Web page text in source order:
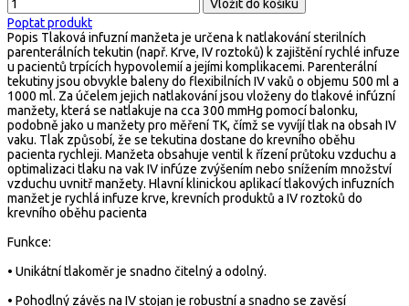
Poptat produkt
Popis Tlaková infuzní manžeta je určena k natlakování sterilních
parenterálních tekutin (např. Krve, IV roztoků) k zajištění rychlé infuze
u pacientů trpících hypovolemií a jejími komplikacemi. Parenterální
tekutiny jsou obvykle baleny do flexibilních IV vaků o objemu 500 ml a
1000 ml. Za účelem jejich natlakování jsou vloženy do tlakové infúzní
manžety, která se natlakuje na cca 300 mmHg pomocí balonku,
podobně jako u manžety pro měření TK, čímž se vyvíjí tlak na obsah IV
vaku. Tlak způsobí, že se tekutina dostane do krevního oběhu
pacienta rychleji. Manžeta obsahuje ventil k řízení průtoku vzduchu a
optimalizaci tlaku na vak IV infúze zvýšením nebo snížením množství
vzduchu uvnitř manžety. Hlavní klinickou aplikací tlakových infuzních
manžet je rychlá infuze krve, krevních produktů a IV roztoků do
krevního oběhu pacienta
Funkce:
• Unikátní tlakoměr je snadno čitelný a odolný.
• Pohodlný závěs na IV stojan je robustní a snadno se zavěsí